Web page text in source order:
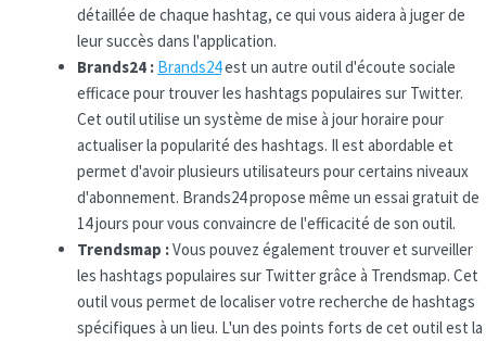
détaillée de chaque hashtag, ce qui vous aidera à juger de
leur succès dans l'application.
Brands24 : Brands24est un autre outil d'écoute sociale
efficace pour trouver les hashtags populaires sur Twitter.
Cet outil utilise un système de mise à jour horaire pour
actualiser la popularité des hashtags. Il est abordable et
permet d'avoir plusieurs utilisateurs pour certains niveaux
d'abonnement. Brands24 propose même un essai gratuit de
14 jours pour vous convaincre de l'efficacité de son outil.
Trendsmap :Vous pouvez également trouver et surveiller
les hashtags populaires sur Twitter grâce à Trendsmap. Cet
outil vous permet de localiser votre recherche de hashtags
spécifiques à un lieu. L'un des points forts de cet outil est la